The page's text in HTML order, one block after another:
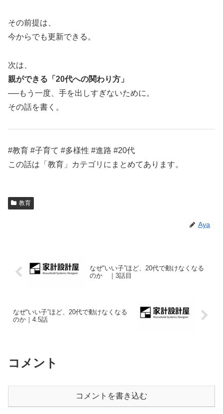
その前提は、
今からでも更新できる。
次は、
親ができる「20代への関わり方」
──もう一度、手を出しすぎないために。
その話を書く。
#教育 #子育て #多様性 #進路 #20代
この話は「教育」カテゴリにまとめてあります。
教育
Aya
なぜ“いい子”ほど、20代で動けなくなる
のか ｜3話目
なぜ“いい子”ほど、20代で動けなくなる
のか｜4.5話
コメント
コメントを書き込む